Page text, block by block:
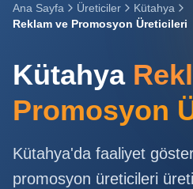
Giriş yapın
veya kayıt
Giriş
Kayıt
Ana
Ana Sayfa Üreticiler
Kütahya
Reklam ve Promosyon Üreticileri
Kütahya
Promosyon
Kütahya'da faaliyet
promosyon üreticileri